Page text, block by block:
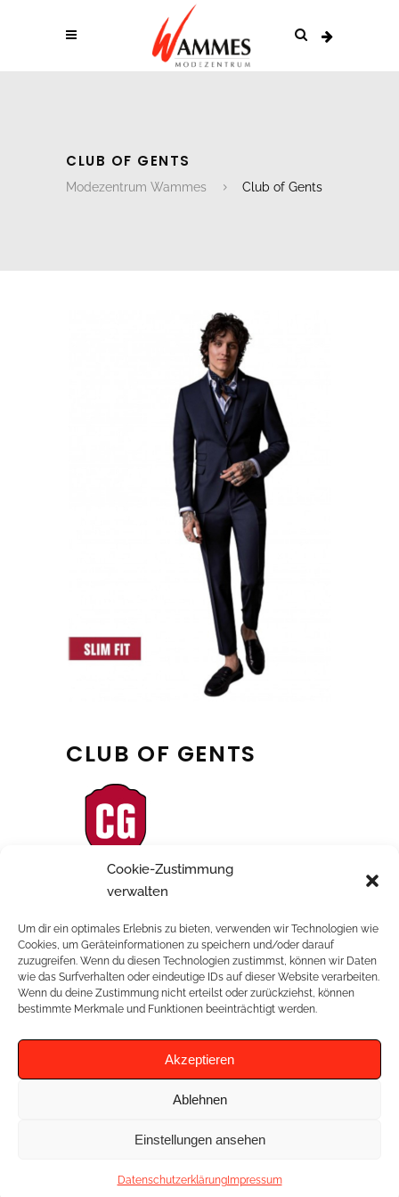
Cookie-Zustimmung
verwalten
Um dir ein optimales Erlebnis zu bieten, verwenden wir Technologien wie
Cookies, um Geräteinformationen zu speichern und/oder darauf
zuzugreifen. Wenn du diesen Technologien zustimmst, können wir Daten
wie das Surfverhalten oder eindeutige IDs auf dieser Website verarbeiten.
Wenn du deine Zustimmung nicht erteilst oder zurückziehst, können
bestimmte Merkmale und Funktionen beeinträchtigt werden.
Akzeptieren
Ablehnen
Einstellungen ansehen
DatenschutzerklärungImpressum
CLUB OF GENTS
Modezentrum Wammes Club of Gents
CLUB OF GENTS
RELATED PROJECTS